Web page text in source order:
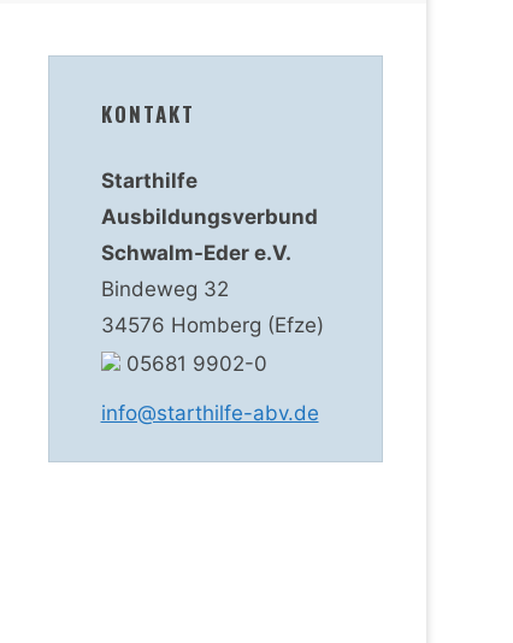
KONTAKT
Starthilfe
Ausbildungsverbund
Schwalm-Eder e.V.
Bindeweg 32
34576 Homberg (Efze)
05681 9902-0
info@starthilfe-abv.de